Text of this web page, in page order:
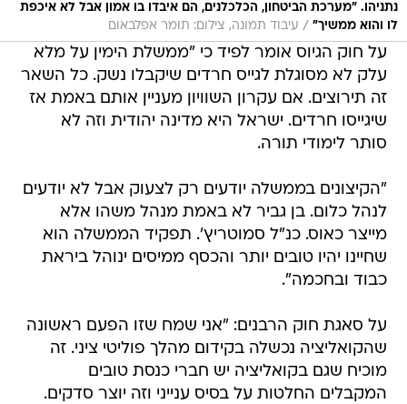
נתניהו. "מערכת הביטחון, הכלכלנים, הם איבדו בו אמון אבל לא איכפת
לו והוא ממשיך" / עיבוד תמונה, צילום: תומר אפלבאום
על חוק הגיוס אומר לפיד כי "ממשלת הימין על מלא
עלק לא מסוגלת לגייס חרדים שיקבלו נשק. כל השאר
זה תירוצים. אם עקרון השוויון מעניין אותם באמת אז
שיגייסו חרדים. ישראל היא מדינה יהודית וזה לא
סותר לימודי תורה.
"הקיצונים בממשלה יודעים רק לצעוק אבל לא יודעים
לנהל כלום. בן גביר לא באמת מנהל משהו אלא
מייצר כאוס. כנ"ל סמוטריץ'. תפקיד הממשלה הוא
שחיינו יהיו טובים יותר והכסף ממיסים ינוהל ביראת
כבוד ובחכמה".
על סאגת חוק הרבנים: "אני שמח שזו הפעם ראשונה
שהקואליציה נכשלה בקידום מהלך פוליטי ציני. זה
מוכיח שגם בקואליציה יש חברי כנסת טובים
המקבלים החלטות על בסיס ענייני וזה יוצר סדקים.